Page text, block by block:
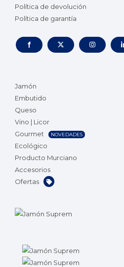
Política de devolución
Política de garantía
Jamón
Embutido
Queso
Vino | Licor
Gourmet
NOVEDADES
Ecológico
Producto Murciano
Accesorios
Ofertas